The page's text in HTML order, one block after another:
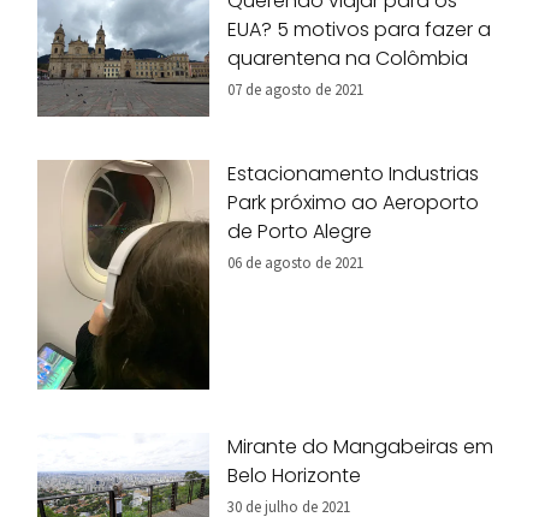
EUA? 5 motivos para fazer a
quarentena na Colômbia
07 de agosto de 2021
Estacionamento Industrias
Park próximo ao Aeroporto
de Porto Alegre
06 de agosto de 2021
Mirante do Mangabeiras em
Belo Horizonte
30 de julho de 2021